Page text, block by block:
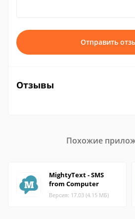
Отправить
Отзывы
Похожие
MightyText - SMS
from Computer
Версия: 17.03 (4.15 МБ)